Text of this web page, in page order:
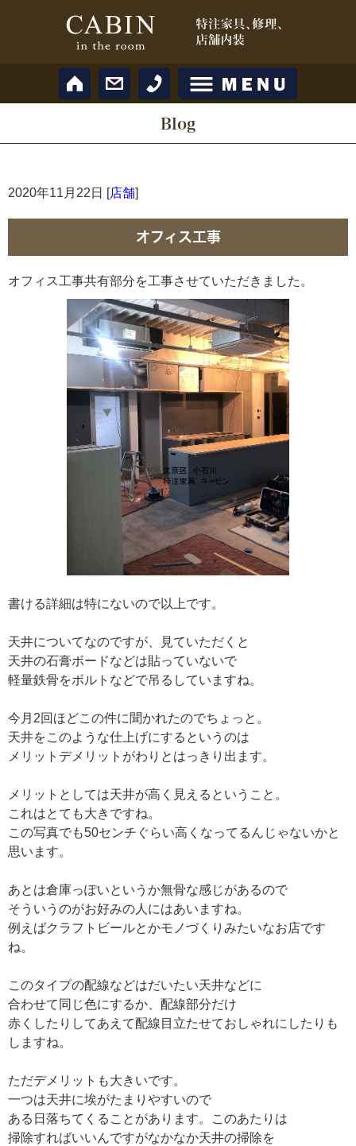
Blog
2020年11月22日 [店舗]
オフィス工事
オフィス工事共有部分を工事させていただきました。
書ける詳細は特にないので以上です。
天井についてなのですが、見ていただくと
天井の石膏ボードなどは貼っていないで
軽量鉄骨をボルトなどで吊るしていますね。
今月2回ほどこの件に聞かれたのでちょっと。
天井をこのような仕上げにするというのは
メリットデメリットがわりとはっきり出ます。
メリットとしては天井が高く見えるということ。
これはとても大きですね。
この写真でも50センチぐらい高くなってるんじゃないかと
思います。
あとは倉庫っぽいというか無骨な感じがあるので
そういうのがお好みの人にはあいますね。
例えばクラフトビールとかモノづくりみたいなお店です
ね。
このタイプの配線などはだいたい天井などに
合わせて同じ色にするか、配線部分だけ
赤くしたりしてあえて配線目立たせておしゃれにしたりも
しますね。
ただデメリットも大きいです。
一つは天井に埃がたまりやすいので
ある日落ちてくることがあります。このあたりは
掃除すればいいんですがなかなか天井の掃除を